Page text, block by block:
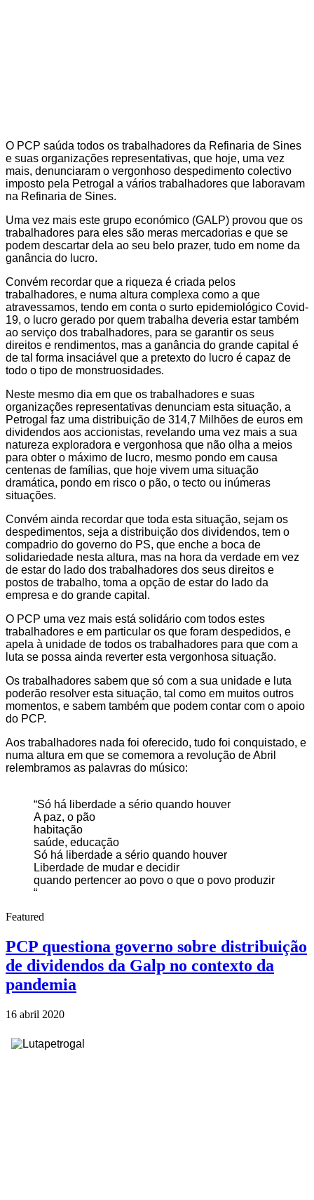
O PCP saúda todos os trabalhadores da Refinaria de Sines
e suas organizações representativas, que hoje, uma vez
mais, denunciaram o vergonhoso despedimento colectivo
imposto pela Petrogal a vários trabalhadores que laboravam
na Refinaria de Sines.
Uma vez mais este grupo económico (GALP) provou que os
trabalhadores para eles são meras mercadorias e que se
podem descartar dela ao seu belo prazer, tudo em nome da
ganância do lucro.
Convém recordar que a riqueza é criada pelos
trabalhadores, e numa altura complexa como a que
atravessamos, tendo em conta o surto epidemiológico Covid-
19, o lucro gerado por quem trabalha deveria estar também
ao serviço dos trabalhadores, para se garantir os seus
direitos e rendimentos, mas a ganância do grande capital é
de tal forma insaciável que a pretexto do lucro é capaz de
todo o tipo de monstruosidades.
Neste mesmo dia em que os trabalhadores e suas
organizações representativas denunciam esta situação, a
Petrogal faz uma distribuição de 314,7 Milhões de euros em
dividendos aos accionistas, revelando uma vez mais a sua
natureza exploradora e vergonhosa que não olha a meios
para obter o máximo de lucro, mesmo pondo em causa
centenas de famílias, que hoje vivem uma situação
dramática, pondo em risco o pão, o tecto ou inúmeras
situações.
Convém ainda recordar que toda esta situação, sejam os
despedimentos, seja a distribuição dos dividendos, tem o
compadrio do governo do PS, que enche a boca de
solidariedade nesta altura, mas na hora da verdade em vez
de estar do lado dos trabalhadores dos seus direitos e
postos de trabalho, toma a opção de estar do lado da
empresa e do grande capital.
O PCP uma vez mais está solidário com todos estes
trabalhadores e em particular os que foram despedidos, e
apela à unidade de todos os trabalhadores para que com a
luta se possa ainda reverter esta vergonhosa situação.
Os trabalhadores sabem que só com a sua unidade e luta
poderão resolver esta situação, tal como em muitos outros
momentos, e sabem também que podem contar com o apoio
do PCP.
Aos trabalhadores nada foi oferecido, tudo foi conquistado, e
numa altura em que se comemora a revolução de Abril
relembramos as palavras do músico:
“Só há liberdade a sério quando houver
A paz, o pão
habitação
saúde, educação
Só há liberdade a sério quando houver
Liberdade de mudar e decidir
quando pertencer ao povo o que o povo produzir
“
Featured
PCP questiona governo sobre distribuição
de dividendos da Galp no contexto da
pandemia
16 abril 2020